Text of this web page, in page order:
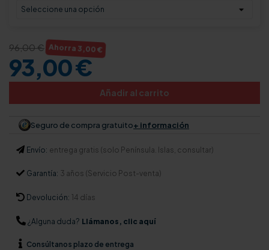
96,00 € Ahorra 3,00 €
93,00 €
Añadir al carrito
Seguro de compra gratuito+ información
Envío: entrega gratis (solo Península. Islas, consultar)
Garantía: 3 años (Servicio Post-venta)
Devolución: 14 días
¿Alguna duda? Llámanos, clic aquí
Consúltanos plazo de entrega